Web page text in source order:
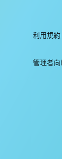
利用規約
管理者